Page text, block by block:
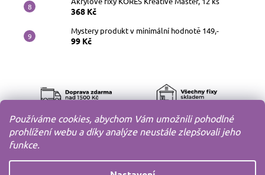
Používáme cookies, abychom Vám umožnili pohodlné
prohlížení webu a díky analýze neustále zlepšovali jeho
funkce.
368 Kč
Mystery produkt v minimální hodnotě 149,-
99 Kč